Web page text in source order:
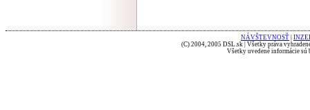
NÁVŠTEVNOSŤ
(C) 2004, 2005 DSL.sk | Všetky práva
Všetky uvedené informácie sú